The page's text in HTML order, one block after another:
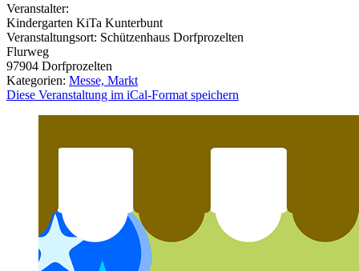
Veranstalter:
Kindergarten KiTa Kunterbunt
Veranstaltungsort: Schützenhaus Dorfprozelten
Flurweg
97904 Dorfprozelten
Kategorien: Messe, Markt
Diese Veranstaltung im iCal-Format speichern